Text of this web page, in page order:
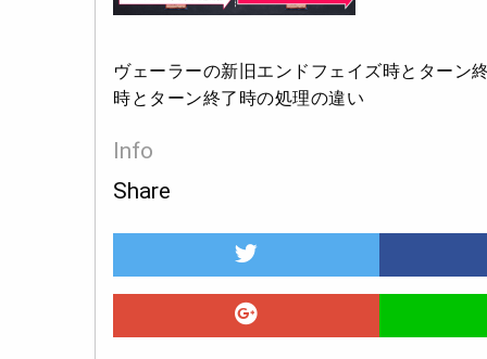
ヴェーラーの新旧エンドフェイズ時とターン
時とターン終了時の処理の違い
Info
Share